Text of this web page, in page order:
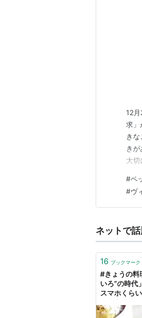
12
求」
き
き
大切
れ
た
#ペ
#ヴ
ネットで話
16 ブックマーク
#きょうの料
いろ”の時代
スマホくら
ツすぎる